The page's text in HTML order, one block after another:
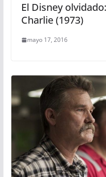
El Disney
Charlie (1973)
mayo 17, 2016